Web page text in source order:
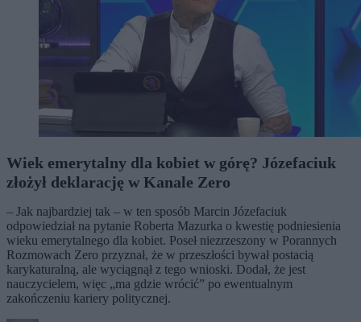
Wiek emerytalny dla kobiet w górę? Józefaciuk
złożył deklarację w Kanale Zero
– Jak najbardziej tak – w ten sposób Marcin Józefaciuk
odpowiedział na pytanie Roberta Mazurka o kwestię podniesienia
wieku emerytalnego dla kobiet. Poseł niezrzeszony w Porannych
Rozmowach Zero przyznał, że w przeszłości bywał postacią
karykaturalną, ale wyciągnął z tego wnioski. Dodał, że jest
nauczycielem, więc „ma gdzie wrócić” po ewentualnym
zakończeniu kariery politycznej.